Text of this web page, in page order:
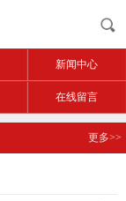
新闻中心
在线留言
更多>>